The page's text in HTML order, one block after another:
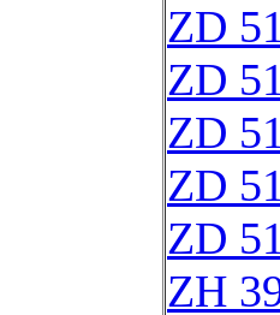
ZD
ZD
ZD
ZD
ZD
ZH